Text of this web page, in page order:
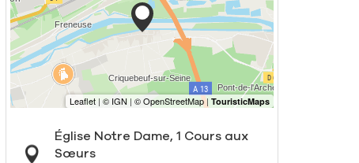
Église Notre Dame, 1 Cours aux
Sœurs